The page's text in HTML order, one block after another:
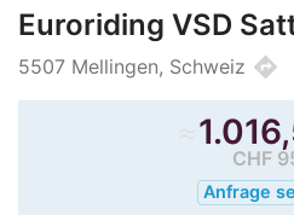
Euroriding VSD
5507 Mellingen, Schweiz directions
CHF
Anfrage